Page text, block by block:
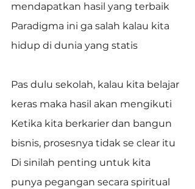
mendapatkan hasil yang terbaik
Paradigma ini ga salah kalau kita
hidup di dunia yang statis
Pas dulu sekolah, kalau kita belajar
keras maka hasil akan mengikuti
Ketika kita berkarier dan bangun
bisnis, prosesnya tidak se clear itu
Di sinilah penting untuk kita
punya pegangan secara spiritual